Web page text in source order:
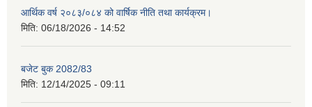
आर्थिक वर्ष २०८३/०८४ को वार्षिक नीति तथा कार्यक्रम।
मिति: 06/18/2026 - 14:52
बजेट बुक 2082/83
मिति: 12/14/2025 - 09:11